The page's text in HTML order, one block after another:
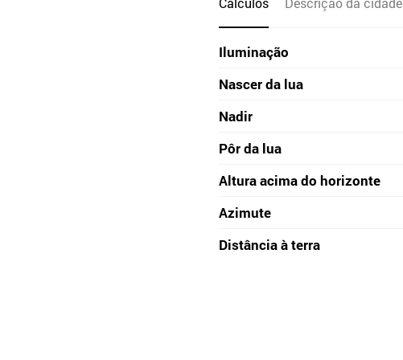
Iluminação
Nascer da lua
Nadir
Pôr da lua
Altura acima do horizonte
Azimute
Distância à terra